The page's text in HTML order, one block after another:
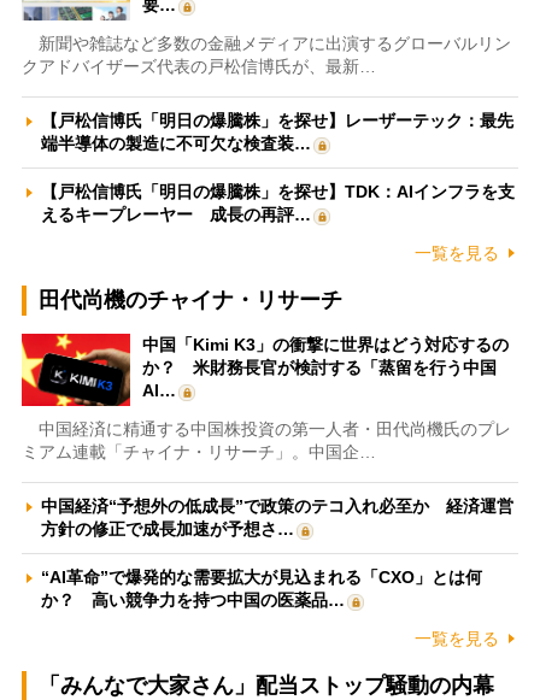
要…
新聞や雑誌など多数の金融メディアに出演するグローバルリン
クアドバイザーズ代表の戸松信博氏が、最新…
【戸松信博氏「明日の爆騰株」を探せ】レーザーテック：最先
端半導体の製造に不可欠な検査装…
【戸松信博氏「明日の爆騰株」を探せ】TDK：AIインフラを支
えるキープレーヤー 成長の再評…
一覧を見る
田代尚機のチャイナ・リサーチ
中国「Kimi K3」の衝撃に世界はどう対応するの
か？ 米財務長官が検討する「蒸留を行う中国
AI…
中国経済に精通する中国株投資の第一人者・田代尚機氏のプレ
ミアム連載「チャイナ・リサーチ」。中国企…
中国経済“予想外の低成長”で政策のテコ入れ必至か 経済運営
方針の修正で成長加速が予想さ…
“AI革命”で爆発的な需要拡大が見込まれる「CXO」とは何
か？ 高い競争力を持つ中国の医薬品…
一覧を見る
「みんなで大家さん」配当ストップ騒動の内幕